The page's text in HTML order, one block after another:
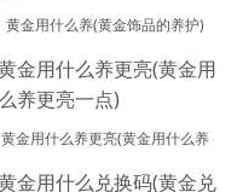
黄金用什么养(黄金饰品的养护)
黄金用什么养更亮(黄金用什么养